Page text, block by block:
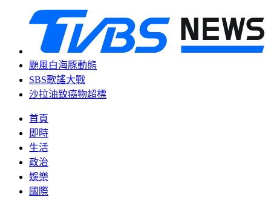
颱風白海豚動態
SBS歌謠大戰
沙拉油致癌物超標
首頁
即時
生活
政治
娛樂
國際